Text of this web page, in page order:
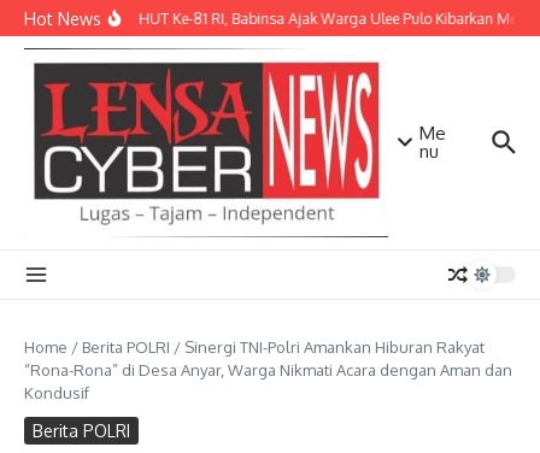
Lewati ke konten
Hot NewsSambut HUT Ke-81 RI, Babinsa Ajak Warga Ulee Pulo Kibarkan Merah
Me
nu
Home / Berita POLRI / Sinergi TNI-Polri Amankan Hiburan Rakyat
“Rona-Rona” di Desa Anyar, Warga Nikmati Acara dengan Aman dan
Kondusif
Berita POLRI